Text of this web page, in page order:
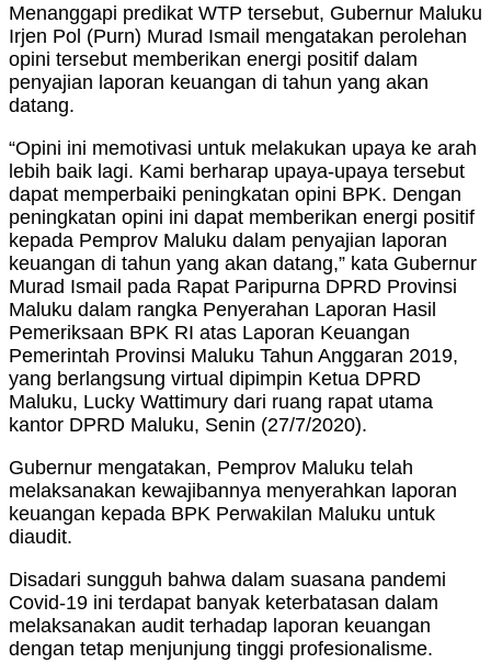
Menanggapi predikat WTP tersebut, Gubernur Maluku
Irjen Pol (Purn) Murad Ismail mengatakan perolehan
opini tersebut memberikan energi positif dalam
penyajian laporan keuangan di tahun yang akan
datang.
“Opini ini memotivasi untuk melakukan upaya ke arah
lebih baik lagi. Kami berharap upaya-upaya tersebut
dapat memperbaiki peningkatan opini BPK. Dengan
peningkatan opini ini dapat memberikan energi positif
kepada Pemprov Maluku dalam penyajian laporan
keuangan di tahun yang akan datang,” kata Gubernur
Murad Ismail pada Rapat Paripurna DPRD Provinsi
Maluku dalam rangka Penyerahan Laporan Hasil
Pemeriksaan BPK RI atas Laporan Keuangan
Pemerintah Provinsi Maluku Tahun Anggaran 2019,
yang berlangsung virtual dipimpin Ketua DPRD
Maluku, Lucky Wattimury dari ruang rapat utama
kantor DPRD Maluku, Senin (27/7/2020).
Gubernur mengatakan, Pemprov Maluku telah
melaksanakan kewajibannya menyerahkan laporan
keuangan kepada BPK Perwakilan Maluku untuk
diaudit.
Disadari sungguh bahwa dalam suasana pandemi
Covid-19 ini terdapat banyak keterbatasan dalam
melaksanakan audit terhadap laporan keuangan
dengan tetap menjunjung tinggi profesionalisme.